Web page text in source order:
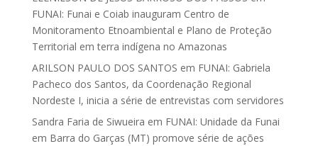
FUNAI: Funai e Coiab inauguram Centro de
Monitoramento Etnoambiental e Plano de Proteção
Territorial em terra indígena no Amazonas
ARILSON PAULO DOS SANTOS em FUNAI: Gabriela
Pacheco dos Santos, da Coordenação Regional
Nordeste I, inicia a série de entrevistas com servidores
Sandra Faria de Siwueira em FUNAI: Unidade da Funai
em Barra do Garças (MT) promove série de ações